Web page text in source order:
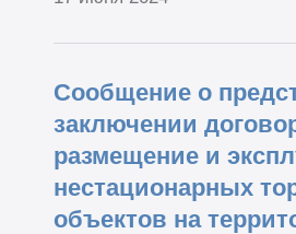
Сообщение о
заключении
размещение и
нестационарных
объектов на